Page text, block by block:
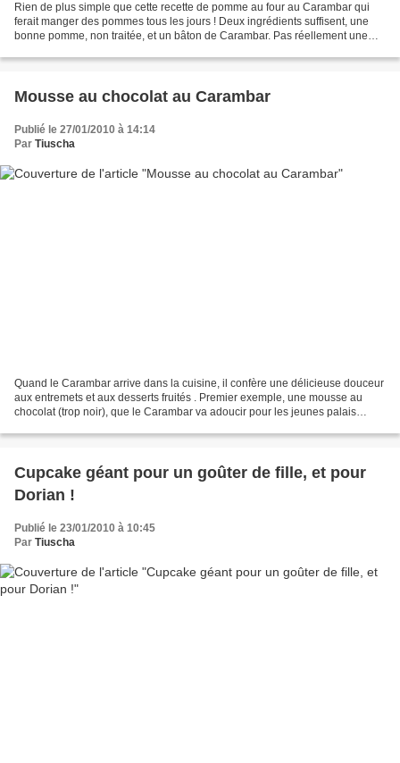
Rien de plus simple que cette recette de pomme au four au Carambar qui
ferait manger des pommes tous les jours ! Deux ingrédients suffisent, une
bonne pomme, non traitée, et un bâton de Carambar. Pas réellement une
Mousse au chocolat au Carambar
Publié le 27/01/2010 à 14:14
Par Tiuscha
Quand le Carambar arrive dans la cuisine, il confère une délicieuse douceur
aux entremets et aux desserts fruités . Premier exemple, une mousse au
chocolat (trop noir), que le Carambar va adoucir pour les jeunes palais
Cupcake géant pour un goûter de fille, et pour
Dorian !
Publié le 23/01/2010 à 10:45
Par Tiuscha